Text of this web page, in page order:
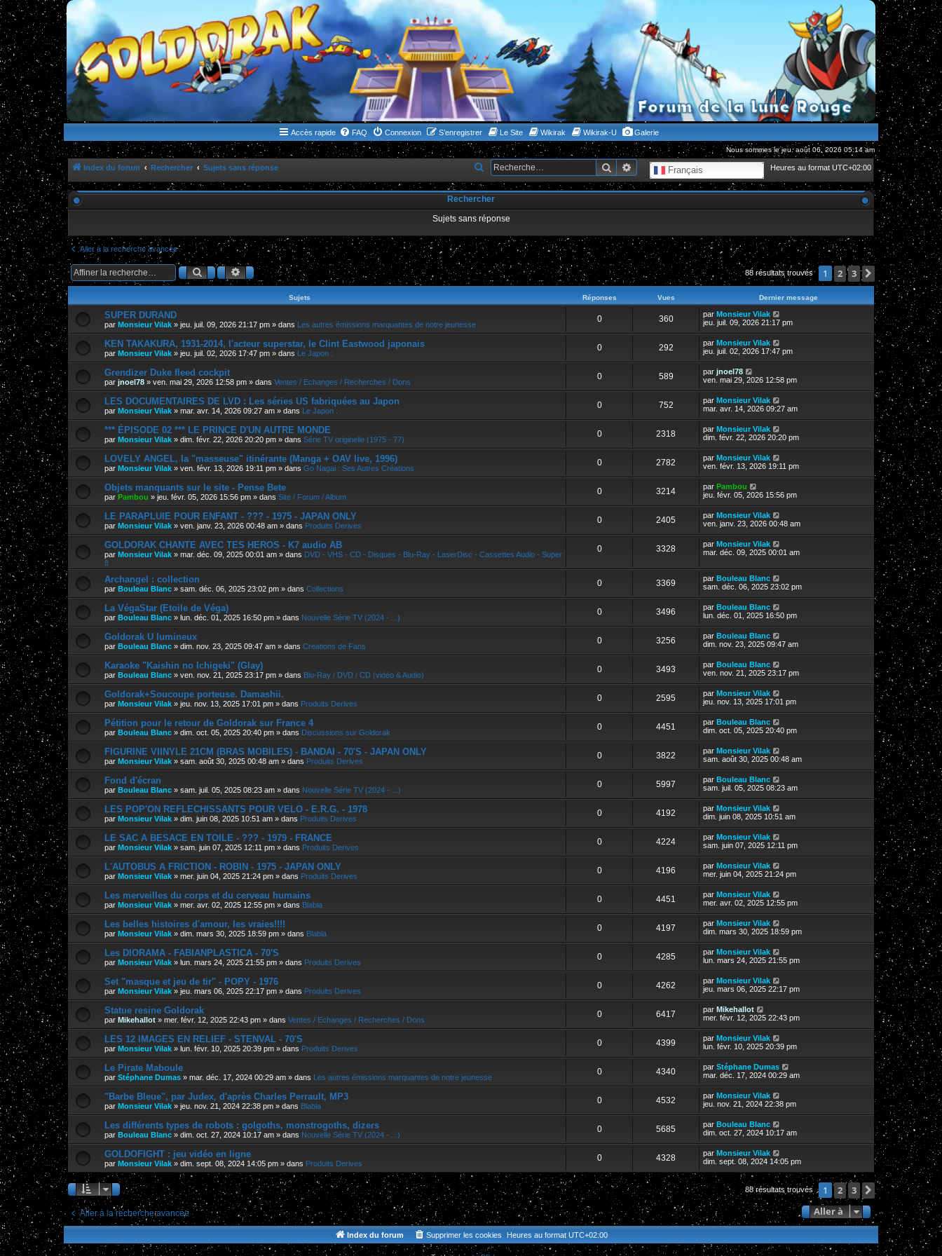
WWW.GOLDORAKGO.COM
le site de la Lune Rouge
Accès rapide FAQ Connexion S’enregistrer Le Site Wikirak Wikirak-U Galerie
Nous sommes le jeu. août 06, 2026 05:14 am
Index du forum Rechercher Sujets sans réponse Heures au format UTC+02:00
Français
RechercherRecherche avancée
e
c
h
e
r
h
e
Rechercher
Sujets sans réponse
Aller à la recherche avancée
RechercherRecherche avancée 88 résultats trouvés 1 2 3 Suivante
Sujets Réponses Vues Dernier message
SUPER DURAND
par Monsieur Vilak » jeu. juil. 09, 2026 21:17 pm » dans Les autres émissions marquantes de notre jeunesse
0 360 par Monsieur Vilak
jeu. juil. 09, 2026 21:17 pm
KEN TAKAKURA, 1931-2014, l'acteur superstar, le Clint Eastwood japonais
par Monsieur Vilak » jeu. juil. 02, 2026 17:47 pm » dans Le Japon :
0 292 par Monsieur Vilak
jeu. juil. 02, 2026 17:47 pm
Grendizer Duke fleed cockpit
par jnoel78 » ven. mai 29, 2026 12:58 pm » dans Ventes / Echanges / Recherches / Dons
0 589 par jnoel78
ven. mai 29, 2026 12:58 pm
LES DOCUMENTAIRES DE LVD : Les séries US fabriquées au Japon
par Monsieur Vilak » mar. avr. 14, 2026 09:27 am » dans Le Japon :
0 752 par Monsieur Vilak
mar. avr. 14, 2026 09:27 am
*** ÉPISODE 02 *** LE PRINCE D'UN AUTRE MONDE
par Monsieur Vilak » dim. févr. 22, 2026 20:20 pm » dans Série TV originelle (1975 - 77)
0 2318 par Monsieur Vilak
dim. févr. 22, 2026 20:20 pm
LOVELY ANGEL, la "masseuse" itinérante (Manga + OAV live, 1996)
par Monsieur Vilak » ven. févr. 13, 2026 19:11 pm » dans Go Nagai : Ses Autres Créations
0 2782 par Monsieur Vilak
ven. févr. 13, 2026 19:11 pm
Objets manquants sur le site - Pense Bete
par Pambou » jeu. févr. 05, 2026 15:56 pm » dans Site / Forum / Album
0 3214 par Pambou
jeu. févr. 05, 2026 15:56 pm
LE PARAPLUIE POUR ENFANT - ??? - 1975 - JAPAN ONLY
par Monsieur Vilak » ven. janv. 23, 2026 00:48 am » dans Produits Derives
0 2405 par Monsieur Vilak
ven. janv. 23, 2026 00:48 am
GOLDORAK CHANTE AVEC TES HEROS - K7 audio AB
par Monsieur Vilak » mar. déc. 09, 2025 00:01 am » dans DVD - VHS - CD - Disques - Blu-Ray - LaserDisc - Cassettes Audio - Super
8
0 3328 par Monsieur Vilak
mar. déc. 09, 2025 00:01 am
Archangel : collection
par Bouleau Blanc » sam. déc. 06, 2025 23:02 pm » dans Collections
0 3369 par Bouleau Blanc
sam. déc. 06, 2025 23:02 pm
La VégaStar (Etoile de Véga)
par Bouleau Blanc » lun. déc. 01, 2025 16:50 pm » dans Nouvelle Série TV (2024 - ...)
0 3496 par Bouleau Blanc
lun. déc. 01, 2025 16:50 pm
Goldorak U lumineux
par Bouleau Blanc » dim. nov. 23, 2025 09:47 am » dans Creations de Fans
0 3256 par Bouleau Blanc
dim. nov. 23, 2025 09:47 am
Karaoke "Kaishin no Ichigeki" (Glay)
par Bouleau Blanc » ven. nov. 21, 2025 23:17 pm » dans Blu-Ray / DVD / CD (vidéo & Audio)
0 3493 par Bouleau Blanc
ven. nov. 21, 2025 23:17 pm
Goldorak+Soucoupe porteuse. Damashii.
par Monsieur Vilak » jeu. nov. 13, 2025 17:01 pm » dans Produits Derives
0 2595 par Monsieur Vilak
jeu. nov. 13, 2025 17:01 pm
Pétition pour le retour de Goldorak sur France 4
par Bouleau Blanc » dim. oct. 05, 2025 20:40 pm » dans Discussions sur Goldorak
0 4451 par Bouleau Blanc
dim. oct. 05, 2025 20:40 pm
FIGURINE VIINYLE 21CM (BRAS MOBILES) - BANDAI - 70'S - JAPAN ONLY
par Monsieur Vilak » sam. août 30, 2025 00:48 am » dans Produits Derives
0 3822 par Monsieur Vilak
sam. août 30, 2025 00:48 am
Fond d'écran
par Bouleau Blanc » sam. juil. 05, 2025 08:23 am » dans Nouvelle Série TV (2024 - ...)
0 5997 par Bouleau Blanc
sam. juil. 05, 2025 08:23 am
LES POP'ON REFLECHISSANTS POUR VELO - E.R.G. - 1978
par Monsieur Vilak » dim. juin 08, 2025 10:51 am » dans Produits Derives
0 4192 par Monsieur Vilak
dim. juin 08, 2025 10:51 am
LE SAC A BESACE EN TOILE - ??? - 1979 - FRANCE
par Monsieur Vilak » sam. juin 07, 2025 12:11 pm » dans Produits Derives
0 4224 par Monsieur Vilak
sam. juin 07, 2025 12:11 pm
L'AUTOBUS A FRICTION - ROBIN - 1975 - JAPAN ONLY
par Monsieur Vilak » mer. juin 04, 2025 21:24 pm » dans Produits Derives
0 4196 par Monsieur Vilak
mer. juin 04, 2025 21:24 pm
Les merveilles du corps et du cerveau humains
par Monsieur Vilak » mer. avr. 02, 2025 12:55 pm » dans Blabla
0 4451 par Monsieur Vilak
mer. avr. 02, 2025 12:55 pm
Les belles histoires d'amour, les vraies!!!!
par Monsieur Vilak » dim. mars 30, 2025 18:59 pm » dans Blabla
0 4197 par Monsieur Vilak
dim. mars 30, 2025 18:59 pm
Les DIORAMA - FABIANPLASTICA - 70'S
par Monsieur Vilak » lun. mars 24, 2025 21:55 pm » dans Produits Derives
0 4285 par Monsieur Vilak
lun. mars 24, 2025 21:55 pm
Set "masque et jeu de tir" - POPY - 1976
par Monsieur Vilak » jeu. mars 06, 2025 22:17 pm » dans Produits Derives
0 4262 par Monsieur Vilak
jeu. mars 06, 2025 22:17 pm
Statue resine Goldorak
par Mikehallot » mer. févr. 12, 2025 22:43 pm » dans Ventes / Echanges / Recherches / Dons
0 6417 par Mikehallot
mer. févr. 12, 2025 22:43 pm
LES 12 IMAGES EN RELIEF - STENVAL - 70'S
par Monsieur Vilak » lun. févr. 10, 2025 20:39 pm » dans Produits Derives
0 4399 par Monsieur Vilak
lun. févr. 10, 2025 20:39 pm
Le Pirate Maboule
par Stéphane Dumas » mar. déc. 17, 2024 00:29 am » dans Les autres émissions marquantes de notre jeunesse
0 4340 par Stéphane Dumas
mar. déc. 17, 2024 00:29 am
"Barbe Bleue", par Judex, d'après Charles Perrault, MP3
par Monsieur Vilak » jeu. nov. 21, 2024 22:38 pm » dans Blabla
0 4532 par Monsieur Vilak
jeu. nov. 21, 2024 22:38 pm
Les différents types de robots : golgoths, monstrogoths, dizers
par Bouleau Blanc » dim. oct. 27, 2024 10:17 am » dans Nouvelle Série TV (2024 - ...)
0 5685 par Bouleau Blanc
dim. oct. 27, 2024 10:17 am
GOLDOFIGHT : jeu vidéo en ligne
par Monsieur Vilak » dim. sept. 08, 2024 14:05 pm » dans Produits Derives
0 4328 par Monsieur Vilak
dim. sept. 08, 2024 14:05 pm
88 résultats trouvés 1 2 3 Suivante
Aller à la recherche avancée Aller à
Index du forum Heures au format UTC+02:00
Supprimer les cookies